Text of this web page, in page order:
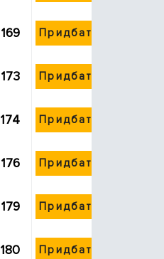
169 Придбати
173 Придбати
174 Придбати
176 Придбати
179 Придбати
180 Придбати